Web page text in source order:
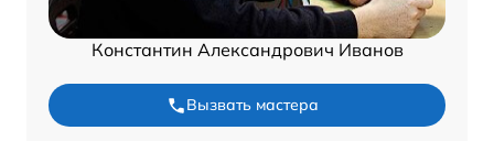
Константин Александрович Иванов
Вызвать мастера